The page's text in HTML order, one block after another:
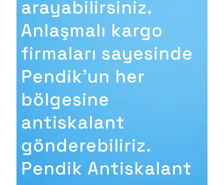
arayabilirsiniz.
Anlaşmalı kargo
firmaları sayesinde
Pendik'un her
bölgesine
antiskalant
gönderebiliriz.
Pendik Antiskalant